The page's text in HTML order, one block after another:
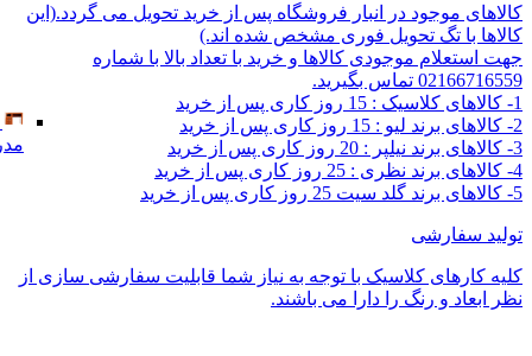
کالاهای موجود در انبار فروشگاه پس از خرید تحویل می گردد.(این
کالاها با تگ تحویل فوری مشخص شده اند.)
جهت استعلام موجودی کالاها و خرید با تعداد بالا با شماره
02166716559 تماس بگیرید.
1- کالاهای کلاسیک : 15 روز کاری پس از خرید
2- کالاهای برند لیو : 15 روز کاری پس از خرید
3- کالاهای برند نیلپر : 20 روز کاری پس از خرید
4- کالاهای برند نظری : 25 روز کاری پس از خرید
5- کالاهای برند گلد سیت 25 روز کاری پس از خرید
تولید سفارشی
کلیه کارهای کلاسیک با توجه به نیاز شما قابلیت سفارشی سازی از
نظر ابعاد و رنگ را دارا می باشند.